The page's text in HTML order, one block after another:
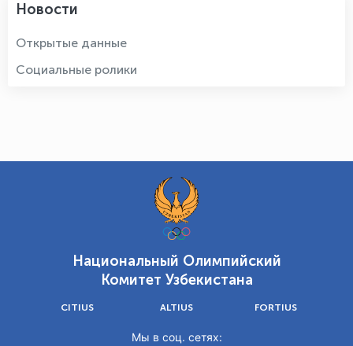
Новости
Открытые данные
Социальные ролики
Национальный Олимпийский
Комитет Узбекистана
CITIUS ALTIUS FORTIUS
Мы в соц. сетях: